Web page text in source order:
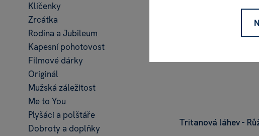
Klíčenky
Zrcátka
Rodina a Jubileum
Kapesní pohotovost
Filmové dárky
Originál
Mužská záležitost
Me to You
Plyšáci a polštáře
Dobroty a doplňky
Tritanová láhev -